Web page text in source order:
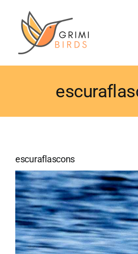
contenido
escuraflascons